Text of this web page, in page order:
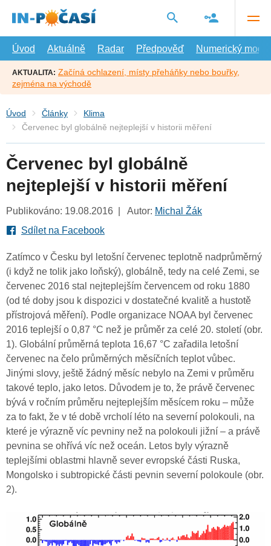
hlavní
Úvod
Aktuálně Radar Předpověď Numerický model
AKTUALITA: Začíná ochlazení, místy přeháňky nebo bouřky,
zejména na východě
Úvod Články
Klima
Červenec byl globálně nejteplejší v historii měření
Červenec byl globálně
nejteplejší v historii měření
Publikováno: 19.08.2016 | Autor: Michal Žák
Sdílet na Facebook
Zatímco v Česku byl letošní červenec teplotně nadprůměrný
(i když ne tolik jako loňský), globálně, tedy na celé Zemi, se
červenec 2016 stal nejteplejším červencem od roku 1880
(od té doby jsou k dispozici v dostatečné kvalitě a hustotě
přístrojová měření). Podle organizace NOAA byl červenec
2016 teplejší o 0,87 °C než je průměr za celé 20. století (obr.
1). Globální průměrná teplota 16,67 °C zařadila letošní
červenec na čelo průměrných měsíčních teplot vůbec.
Jinými slovy, ještě žádný měsíc nebylo na Zemi v průměru
takové teplo, jako letos. Důvodem je to, že právě červenec
bývá v ročním průměru nejteplejším měsícem roku – může
za to fakt, že v té době vrcholí léto na severní polokouli, na
které je výrazně víc pevniny než na polokouli jižní – a právě
pevnina se ohřívá víc než oceán. Letos byly výrazně
teplejšími oblastmi hlavně sever evropské části Ruska,
Mongolsko i subtropické části pevnin severní polokoule (obr.
2).